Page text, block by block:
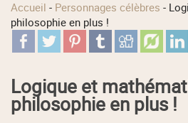
Accueil - Personnages célèbres -
philosophie en plus !
Logique et
philosophie en plus !